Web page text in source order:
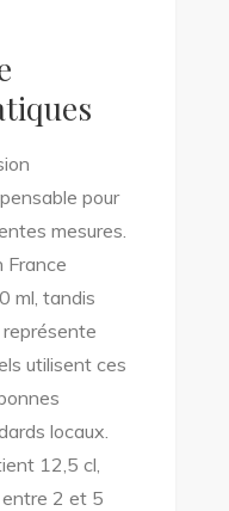
pour
mesures.
France
ml, tandis
utilisent ces
locaux.
12,5 cl,
2 et 5